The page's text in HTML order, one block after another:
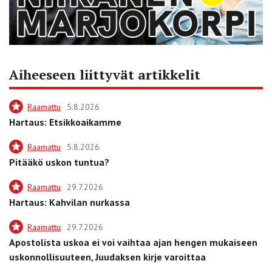
Aiheeseen liittyvät artikkelit
Raamattu 5.8.2026
Hartaus: Etsikkoaikamme
Raamattu 5.8.2026
Pitääkö uskon tuntua?
Raamattu 29.7.2026
Hartaus: Kahvilan nurkassa
Raamattu 29.7.2026
Apostolista uskoa ei voi vaihtaa ajan hengen mukaiseen
uskonnollisuuteen, Juudaksen kirje varoittaa